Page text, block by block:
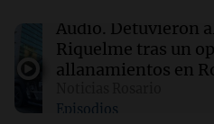
09:03 Libros
Un hombre de honor:
Audio. Detuvieron
Riquelme tras un
allanamientos en
Episodios